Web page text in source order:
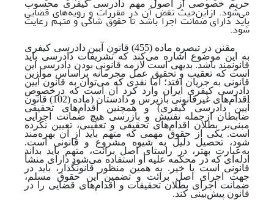
حریم خصوصی از اصول مهم دادرسی کیفری محسوب
می‌شود. از‌این‌حیث نقض آن در مقررات و رویه‌های قضایی
باید دارای ضمانت اجرا باشد تا حقوق شاکی و متهم رعایت
شود.
مقنن در تبصره ماده (455) قانون آیین دادرسی کیفری
به این موضوع اشاره می‌کند که تشریفات دادرسی باید
قانونمند باشد. بدیهی است لازمه قانونی ‌بودن دادرسی این
است که تعقیب و تحقیق عمل مجرمانه براساس موازین
قانونی به جریان افتد؛ اما نقدی که می‌توان به قانون آیین
دادرسی کیفری ایران وارد کرد آن است که درخصوص
اقدام‌های غیرقانونی بازپرس و دادستان (ماده (102) قانون
آیین دادرسی کیفری) و همچنین اقدام‌های تحقیقی
ضابطان ازجمله تفتیش و بازرسی هیچ ضمانت اجرایی
مبنی‌بر بطلان اقدام‌های تحقیقی و تعقیبی، تعیین نکرده
است. یکی از حقوق مهمی که متهم باید از آن بهره‌مند
شود، تحصیل دلیل به شیوه مشروع و قانونی است.
بهعبارت بهتر، در راستای اصل برائت، متهم باید بداند
ادله‌ای که در محکمه علیه او استفاده می‌شود دارای منشأ
قانونی است یا خیر. به همین منظور قانونگذار، باید در
جهت اجرای اصل برائت و تضمین این حقوق مسلم،
ضمانت اجرای بطلان تحقیقات و اقدام‌های قضایی را در
قانون پیش‌بینی کند.